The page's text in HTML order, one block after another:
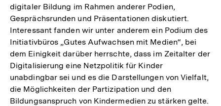
digitaler Bildung im Rahmen anderer Podien,
Gesprächsrunden und Präsentationen diskutiert.
Interessant fanden wir unter anderem ein Podium des
Initiativbüros „Gutes Aufwachsen mit Medien“, bei
dem Einigkeit darüber herrschte, dass im Zeitalter der
Digitalisierung eine Netzpolitik für Kinder
unabdingbar sei und es die Darstellungen von Vielfalt,
die Möglichkeiten der Partizipation und den
Bildungsanspruch von Kindermedien zu stärken gelte.